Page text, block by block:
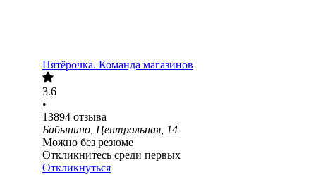
Пятёрочка. Команда магазинов
3.6
•
13894 отзыва
Бабынино, Центральная, 14
Можно без резюме
Откликнитесь среди первых
Откликнуться